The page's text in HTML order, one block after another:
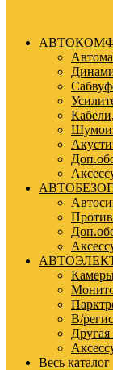
В/
Другая
Весь каталог